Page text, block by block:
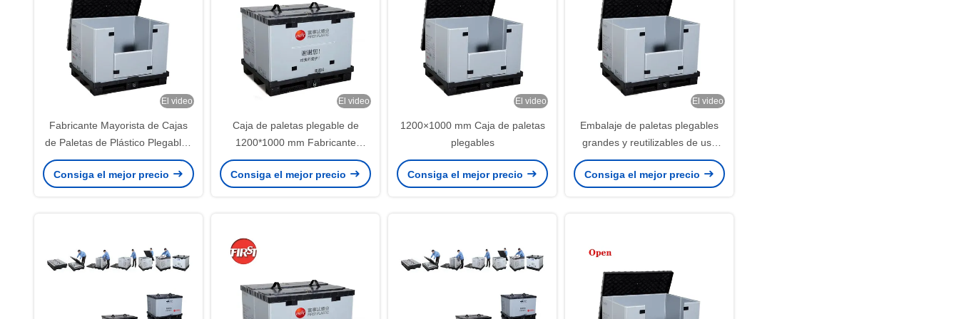
El video
Fabricante Mayorista de Cajas
de Paletas de Plástico Plegables
Personalizadas Contenedor de
Paletas Plegable
Consiga el mejor precio
El video
Caja de paletas plegable de
1200*1000 mm Fabricante
Embalaje de transporte
retornable Caja de paletas
Consiga el mejor precio
El video
1200×1000 mm Caja de paletas
plegables
Consiga el mejor precio
El video
Embalaje de paletas plegables
grandes y reutilizables de uso
pesado para la logística
automotriz Embalaje para
Consiga el mejor precio